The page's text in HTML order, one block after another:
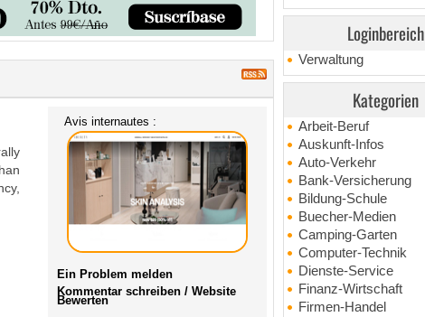
Loginbereich
Verwaltung
Kategorien
Arbeit-Beruf
Auskunft-Infos
Auto-Verkehr
Bank-Versicherung
Bildung-Schule
Buecher-Medien
Camping-Garten
Computer-Technik
Dienste-Service
Finanz-Wirtschaft
Firmen-Handel
Avis internautes :
Ein Problem melden
Kommentar schreiben / Website
Bewerten